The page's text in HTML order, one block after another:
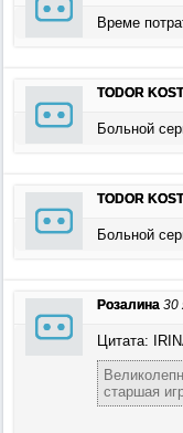
Време
TODOR
Больной
TODOR
Больной
Розалина 30
Цитата:
старшая